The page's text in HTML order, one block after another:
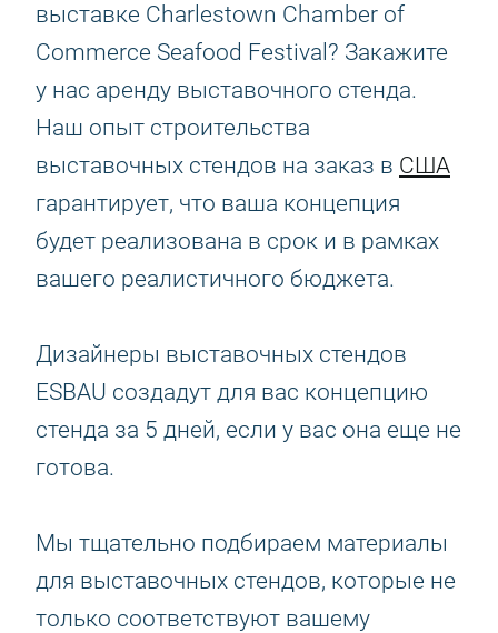
выставке Charlestown Chamber of
Commerce Seafood Festival? Закажите
у нас аренду выставочного стенда.
Наш опыт строительства
выставочных стендов на заказ в США
гарантирует, что ваша концепция
будет реализована в срок и в рамках
вашего реалистичного бюджета.
Дизайнеры выставочных стендов
ESBAU создадут для вас концепцию
стенда за 5 дней, если у вас она еще не
готова.
Мы тщательно подбираем материалы
для выставочных стендов, которые не
только соответствуют вашему